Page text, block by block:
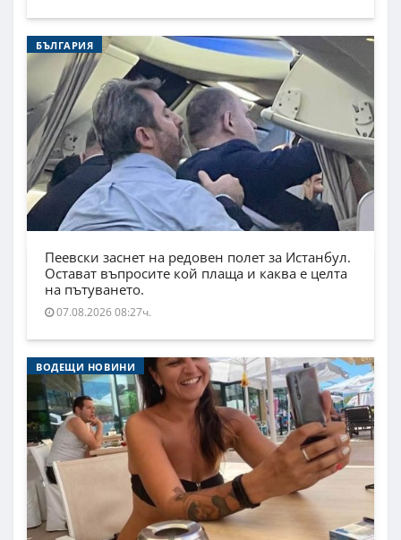
БЪЛГАРИЯ
Пеевски заснет на редовен полет за Истанбул.
Остават въпросите кой плаща и каква е целта
на пътуването.
07.08.2026 08:27ч.
ВОДЕЩИ НОВИНИ